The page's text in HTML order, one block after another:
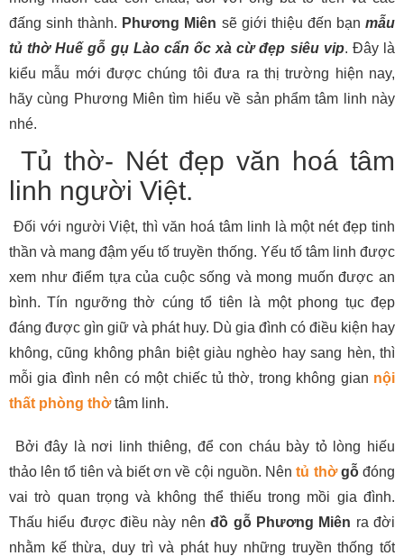
đấng sinh thành. Phương Miên sẽ giới thiệu đến bạn mẫu
tủ thờ Huế gỗ gụ Lào cẩn ốc xà cừ đẹp siêu vip. Đây là
kiểu mẫu mới được chúng tôi đưa ra thị trường hiện nay,
hãy cùng Phương Miên tìm hiểu về sản phẩm tâm linh này
nhé.
Tủ thờ- Nét đẹp văn hoá tâm
linh người Việt.
Đối với người Việt, thì văn hoá tâm linh là một nét đẹp tinh
thần và mang đậm yếu tố truyền thống. Yếu tố tâm linh được
xem như điểm tựa của cuộc sống và mong muốn được an
bình. Tín ngưỡng thờ cúng tổ tiên là một phong tục đẹp
đáng được gìn giữ và phát huy. Dù gia đình có điều kiện hay
không, cũng không phân biệt giàu nghèo hay sang hèn, thì
mỗi gia đình nên có một chiếc tủ thờ, trong không gian nội
thất phòng thờtâm linh.
Bởi đây là nơi linh thiêng, để con cháu bày tỏ lòng hiếu
thảo lên tổ tiên và biết ơn về cội nguồn. Nêntủ thờgỗđóng
vai trò quan trọng và không thể thiếu trong mồi gia đình.
Thấu hiểu được điều này nênđồ gỗ Phương Miên ra đời
nhằm kế thừa, duy trì và phát huy những truyền thống tốt